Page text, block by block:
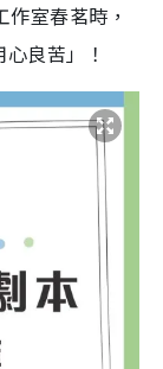
室春茗時，
良苦」！